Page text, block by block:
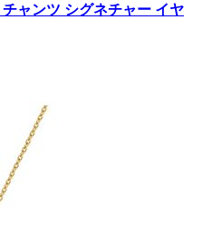
チャンツ シグネチャー イヤ